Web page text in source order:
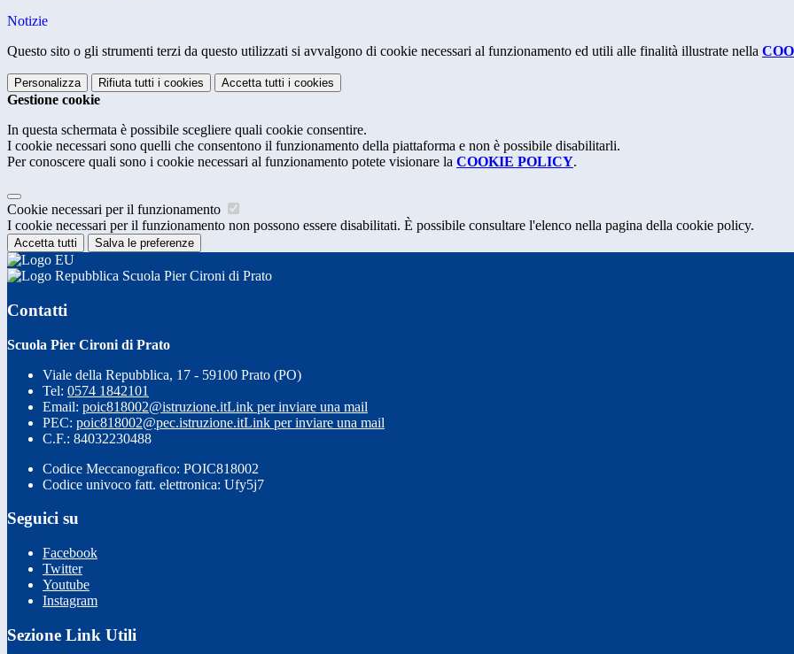
Notizie
Questo sito o gli strumenti terzi da questo utilizzati si avvalgono di cookie necessari al funzionamento ed utili alle finalità illustrate nella
Personalizza Rifiuta tutti i cookies Accetta tutti i cookies
Gestione cookie
In questa schermata è possibile scegliere quali cookie consentire.
I cookie necessari sono quelli che consentono il funzionamento della piattaforma e non è possibile disabilitarli.
Per conoscere quali sono i cookie necessari al funzionamento potete visionare la COOKIE POLICY.
Cookie necessari per il funzionamento
I cookie necessari per il funzionamento non possono essere disabilitati. È possibile consultare l'elenco nella pagina della cookie policy.
Accetta tutti Salva le preferenze
Scuola Pier Cironi di Prato
Contatti
Scuola Pier Cironi di Prato
Viale della Repubblica, 17 - 59100 Prato (PO)
Tel: 0574 1842101
Email: poic818002@istruzione.itLink per inviare una mail
PEC: poic818002@pec.istruzione.itLink per inviare una mail
C.F.: 84032230488
Codice Meccanografico: POIC818002
Codice univoco fatt. elettronica: Ufy5j7
Seguici su
Facebook
Twitter
Youtube
Instagram
Sezione Link Utili